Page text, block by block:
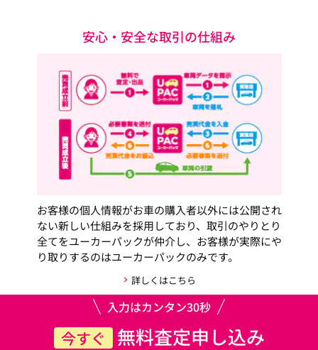
安心・安全な取引の仕組み
お客様の個人情報がお車の購入者以外には公開され
ない新しい仕組みを採用しており、取引のやりとり
全てをユーカーパックが仲介し、お客様が実際にや
り取りするのはユーカーパックのみです。
詳しくはこちら
入力はカンタン30秒
今すぐ 無料査定申し込み